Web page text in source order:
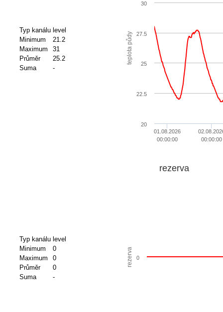
Typ kanálu level
Minimum
21.2
Maximum
31
Průměr
25.2
Suma
-
teplota půdy
01.08.2026
00:00:00
00:00:00
20
22.5
25
27.5
30
Typ kanálu level
Minimum
0
Maximum
0
Průměr
0
Suma
-
rezerva
rezerva
0